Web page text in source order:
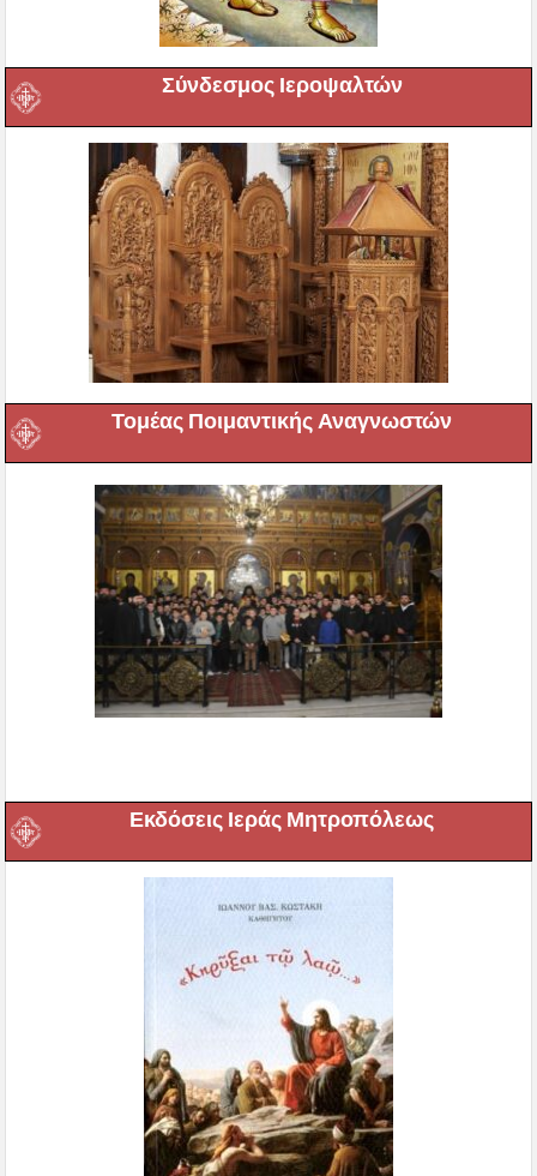
Σύνδεσμος Ιεροψαλτών
Τομέας Ποιμαντικής Αναγνωστών
Εκδόσεις Ιεράς Μητροπόλεως